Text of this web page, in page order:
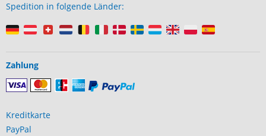
Spedition in folgende Länder:
Zahlung
Kreditkarte
PayPal